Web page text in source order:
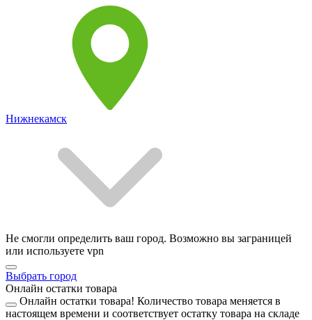
Нижнекамск
Не смогли определить ваш город. Возможно вы заграницей
или используете vpn
Выбрать город
Онлайн остатки товара
Онлайн остатки товара! Количество товара меняется в
настоящем времени и соответствует остатку товара на складе